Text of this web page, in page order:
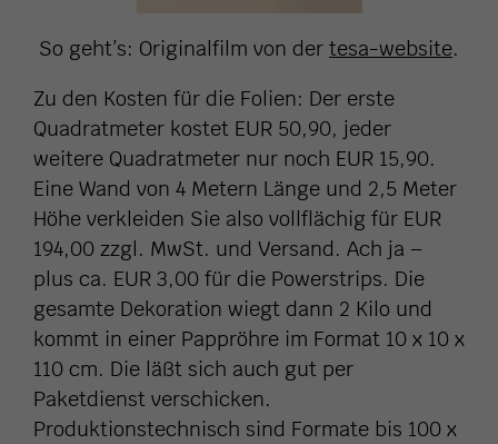
So geht’s: Originalfilm von der tesa-website.
Zu den Kosten für die Folien: Der erste
Quadratmeter kostet EUR 50,90, jeder
weitere Quadratmeter nur noch EUR 15,90.
Eine Wand von 4 Metern Länge und 2,5 Meter
Höhe verkleiden Sie also vollflächig für EUR
194,00 zzgl. MwSt. und Versand. Ach ja –
plus ca. EUR 3,00 für die Powerstrips. Die
gesamte Dekoration wiegt dann 2 Kilo und
kommt in einer Pappröhre im Format 10 x 10 x
110 cm. Die läßt sich auch gut per
Paketdienst verschicken.
Produktionstechnisch sind Formate bis 100 x